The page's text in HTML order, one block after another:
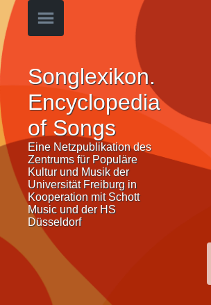
Songlexikon.
Encyclopedia
of Songs
Eine Netzpublikation des
Zentrums für Populäre
Kultur und Musik der
Universität Freiburg in
Kooperation mit Schott
Music und der HS
Düsseldorf